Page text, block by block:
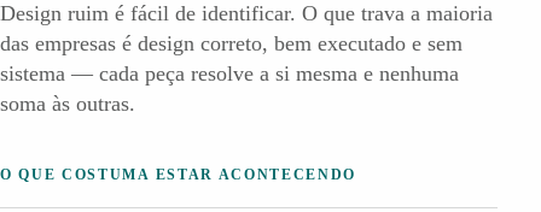
Design ruim é fácil de identificar. O que trava a maioria
das empresas é design correto, bem executado e sem
sistema — cada peça resolve a si mesma e nenhuma
soma às outras.
O QUE COSTUMA ESTAR ACONTECENDO